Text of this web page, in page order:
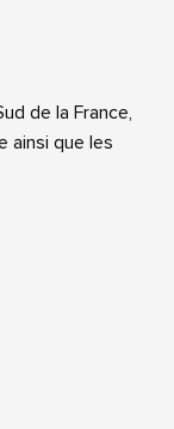
de la France,
ainsi que les